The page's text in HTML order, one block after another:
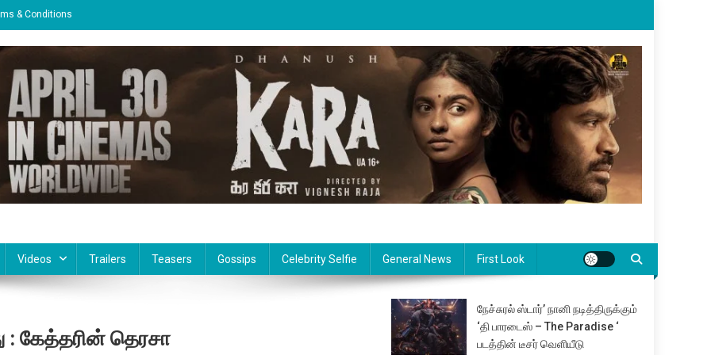
& Conditions
Videos Trailers Teasers Gossips Celebrity Selfie General News First Look
: கேத்தரின் தெரசா
நேச்சுரல் ஸ்டார்’ நானி நடித்திருக்கும்
‘தி பாரடைஸ் – The Paradise ‘
படத்தின் டீசர் வெளியீடு